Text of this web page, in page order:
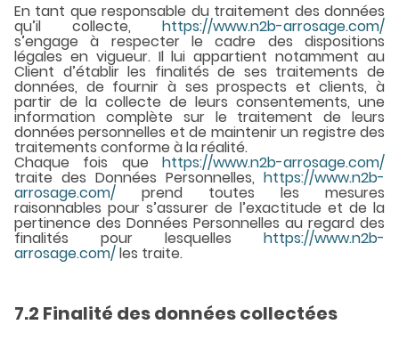
En tant que responsable du traitement des données
qu’il collecte, https://www.n2b-arrosage.com/
s’engage à respecter le cadre des dispositions
légales en vigueur. Il lui appartient notamment au
Client d’établir les finalités de ses traitements de
données, de fournir à ses prospects et clients, à
partir de la collecte de leurs consentements, une
information complète sur le traitement de leurs
données personnelles et de maintenir un registre des
traitements conforme à la réalité.
Chaque fois que https://www.n2b-arrosage.com/
traite des Données Personnelles, https://www.n2b-
arrosage.com/ prend toutes les mesures
raisonnables pour s’assurer de l’exactitude et de la
pertinence des Données Personnelles au regard des
finalités pour lesquelles https://www.n2b-
arrosage.com/les traite.
7.2 Finalité des données collectées